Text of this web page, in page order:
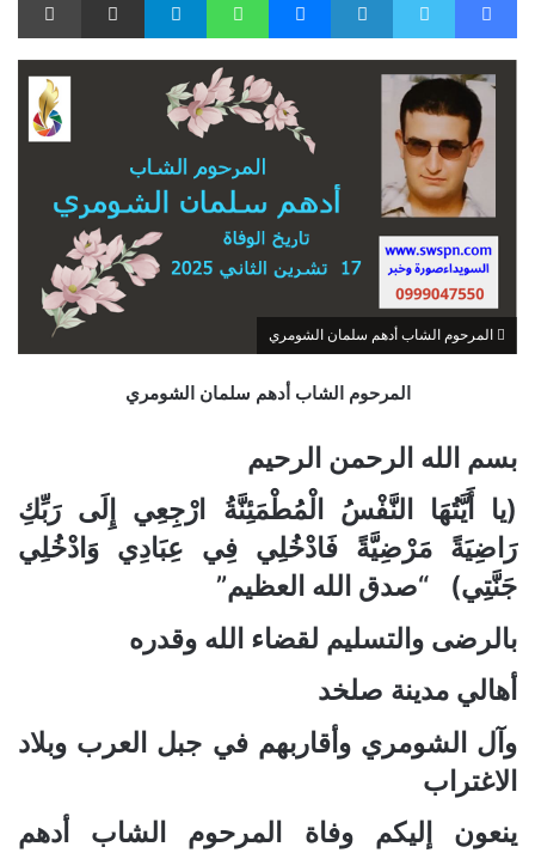
المرحوم الشاب أدهم سلمان الشومري
المرحوم الشاب أدهم سلمان الشومري
بسم الله الرحمن الرحيم
(يا أَيَّتُهَا النَّفْسُ الْمُطْمَئِنَّةُ ارْجِعِي إِلَى رَبِّكِ
رَاضِيَةً مَرْضِيَّةً فَادْخُلِي فِي عِبَادِي وَادْخُلِي
جَنَّتِي) “صدق الله العظيم”
بالرضى والتسليم لقضاء الله وقدره
أهالي مدينة صلخد
وآل الشومريوأقاربهم في جبل العرب وبلاد
الاغتراب
ينعون إليكم وفاة
المرحوم الشاب أدهم